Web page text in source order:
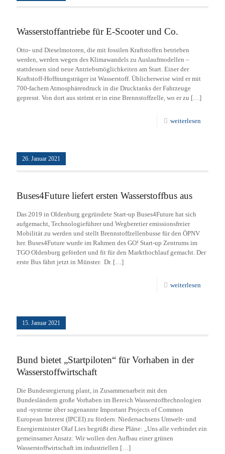
Wasserstoffantriebe für E-Scooter und Co.
Otto- und Dieselmotoren, die mit fossilen Kraftstoffen betrieben
werden, werden wegen des Klimawandels zu Auslaufmodellen –
stattdessen sind neue Antriebsmöglichkeiten am Start. Einer der
Kraftstoff-Hoffnungsträger ist Wasserstoff. Üblicherweise wird er mit
700-fachem Atmosphärendruck in die Drucktanks der Fahrzeuge
gepresst. Von dort aus strömt er in eine Brennstoffzelle, wo er zu […]
weiterlesen
26. Januar 2021
Buses4Future liefert ersten Wasserstoffbus aus
Das 2019 in Oldenburg gegründete Start-up Buses4Future hat sich
aufgemacht, Technologieführer und Wegberetier emissionsfreier
Mobilität zu werden und stellt Brennstoffzellenbusse für den ÖPNV
her. Buses4Future wurde im Rahmen des GO! Start-up Zentrums im
TGO Oldenburg gefördert und fit für den Markthochlauf gemacht. Der
erste Bus fährt jetzt in Münster. Dr. […]
weiterlesen
15. Januar 2021
Bund bietet „Startpiloten“ für Vorhaben in der
Wasserstoffwirtschaft
Die Bundesregierung plant, in Zusammenarbeit mit den
Bundesländern große Vorhaben im Bereich Wasserstofftechnologien
und -systeme über sogenannte Important Projects of Common
European Interest (IPCEI) zu fördern. Niedersachsens Umwelt- und
Energieminister Olaf Lies begrüßt diese Pläne: „Uns alle verbindet ein
gemeinsamer Ansatz: Wir wollen den Aufbau einer grünen
Wasserstoffwirtschaft im industriellen […]